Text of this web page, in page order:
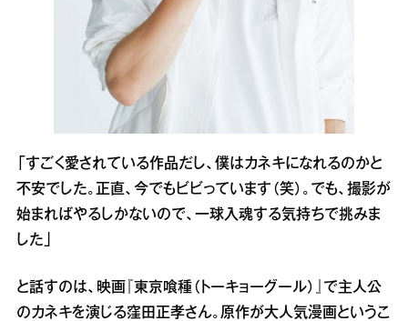
「すごく愛されている作品だし、僕はカネキになれるのかと
不安でした。正直、今でもビビっています（笑）。でも、撮影が
始まればやるしかないので、一球入魂する気持ちで挑みま
した」
と話すのは、映画『東京喰種（トーキョーグール）』で主人公
のカネキを演じる窪田正孝さん。原作が大人気漫画というこ